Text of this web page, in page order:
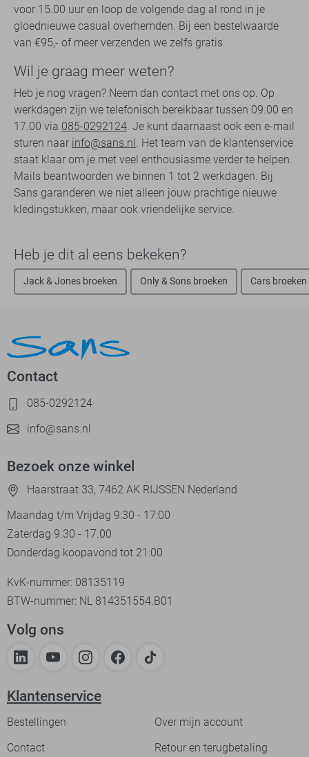
voor 15.00 uur en loop de volgende dag al rond in je
gloednieuwe casual overhemden. Bij een bestelwaarde
van €95,- of meer verzenden we zelfs gratis.
Wil je graag meer weten?
Heb je nog vragen? Neem dan contact met ons op. Op
werkdagen zijn we telefonisch bereikbaar tussen 09.00 en
17.00 via 085-0292124 . Je kunt daarnaast ook een e-mail
sturen naar info@sans.nl . Het team van de klantenservice
staat klaar om je met veel enthousiasme verder te helpen.
Mails beantwoorden we binnen 1 tot 2 werkdagen. Bij
Sans garanderen we niet alleen jouw prachtige nieuwe
kledingstukken, maar ook vriendelijke service.
Heb je dit al eens bekeken?
Jack & Jones broeken Only & Sons broeken Cars broeken
Contact
085-0292124
info@sans.nl
Bezoek onze winkel
Haarstraat 33, 7462 AK RIJSSEN Nederland
Maandag t/m Vrijdag 9:30 - 17:00
Zaterdag 9.30 - 17.00
Donderdag koopavond tot 21:00
KvK-nummer: 08135119
BTW-nummer: NL 814351554.B01
Volg ons
Klantenservice
Bestellingen
Over mijn account
Contact
Retour en terugbetaling